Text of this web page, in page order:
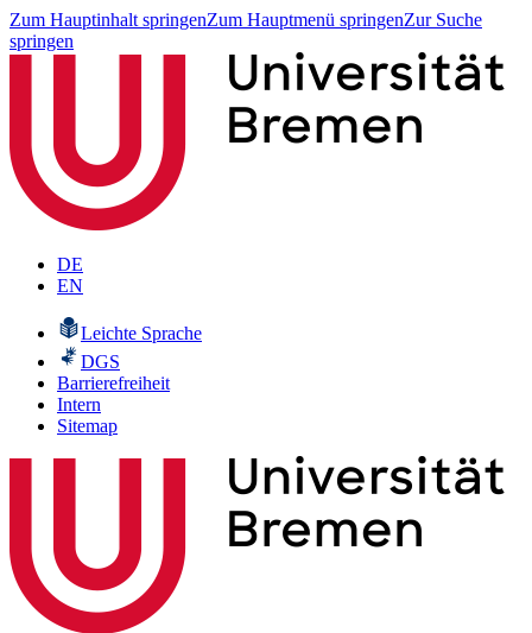
Zum Hauptinhalt springenZum Hauptmenü springenZur Suche
springen
DE
EN
Leichte Sprache
DGS
Barrierefreiheit
Intern
Sitemap